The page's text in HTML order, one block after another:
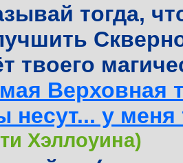
тогда,
твоего
Верховная
несут... у меня
Хэллоуина)